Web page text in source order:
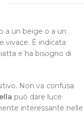
a un beige o a un
vivace. È indicata
e ha bisogno di
Non va confusa
può dare luce
interessante nelle